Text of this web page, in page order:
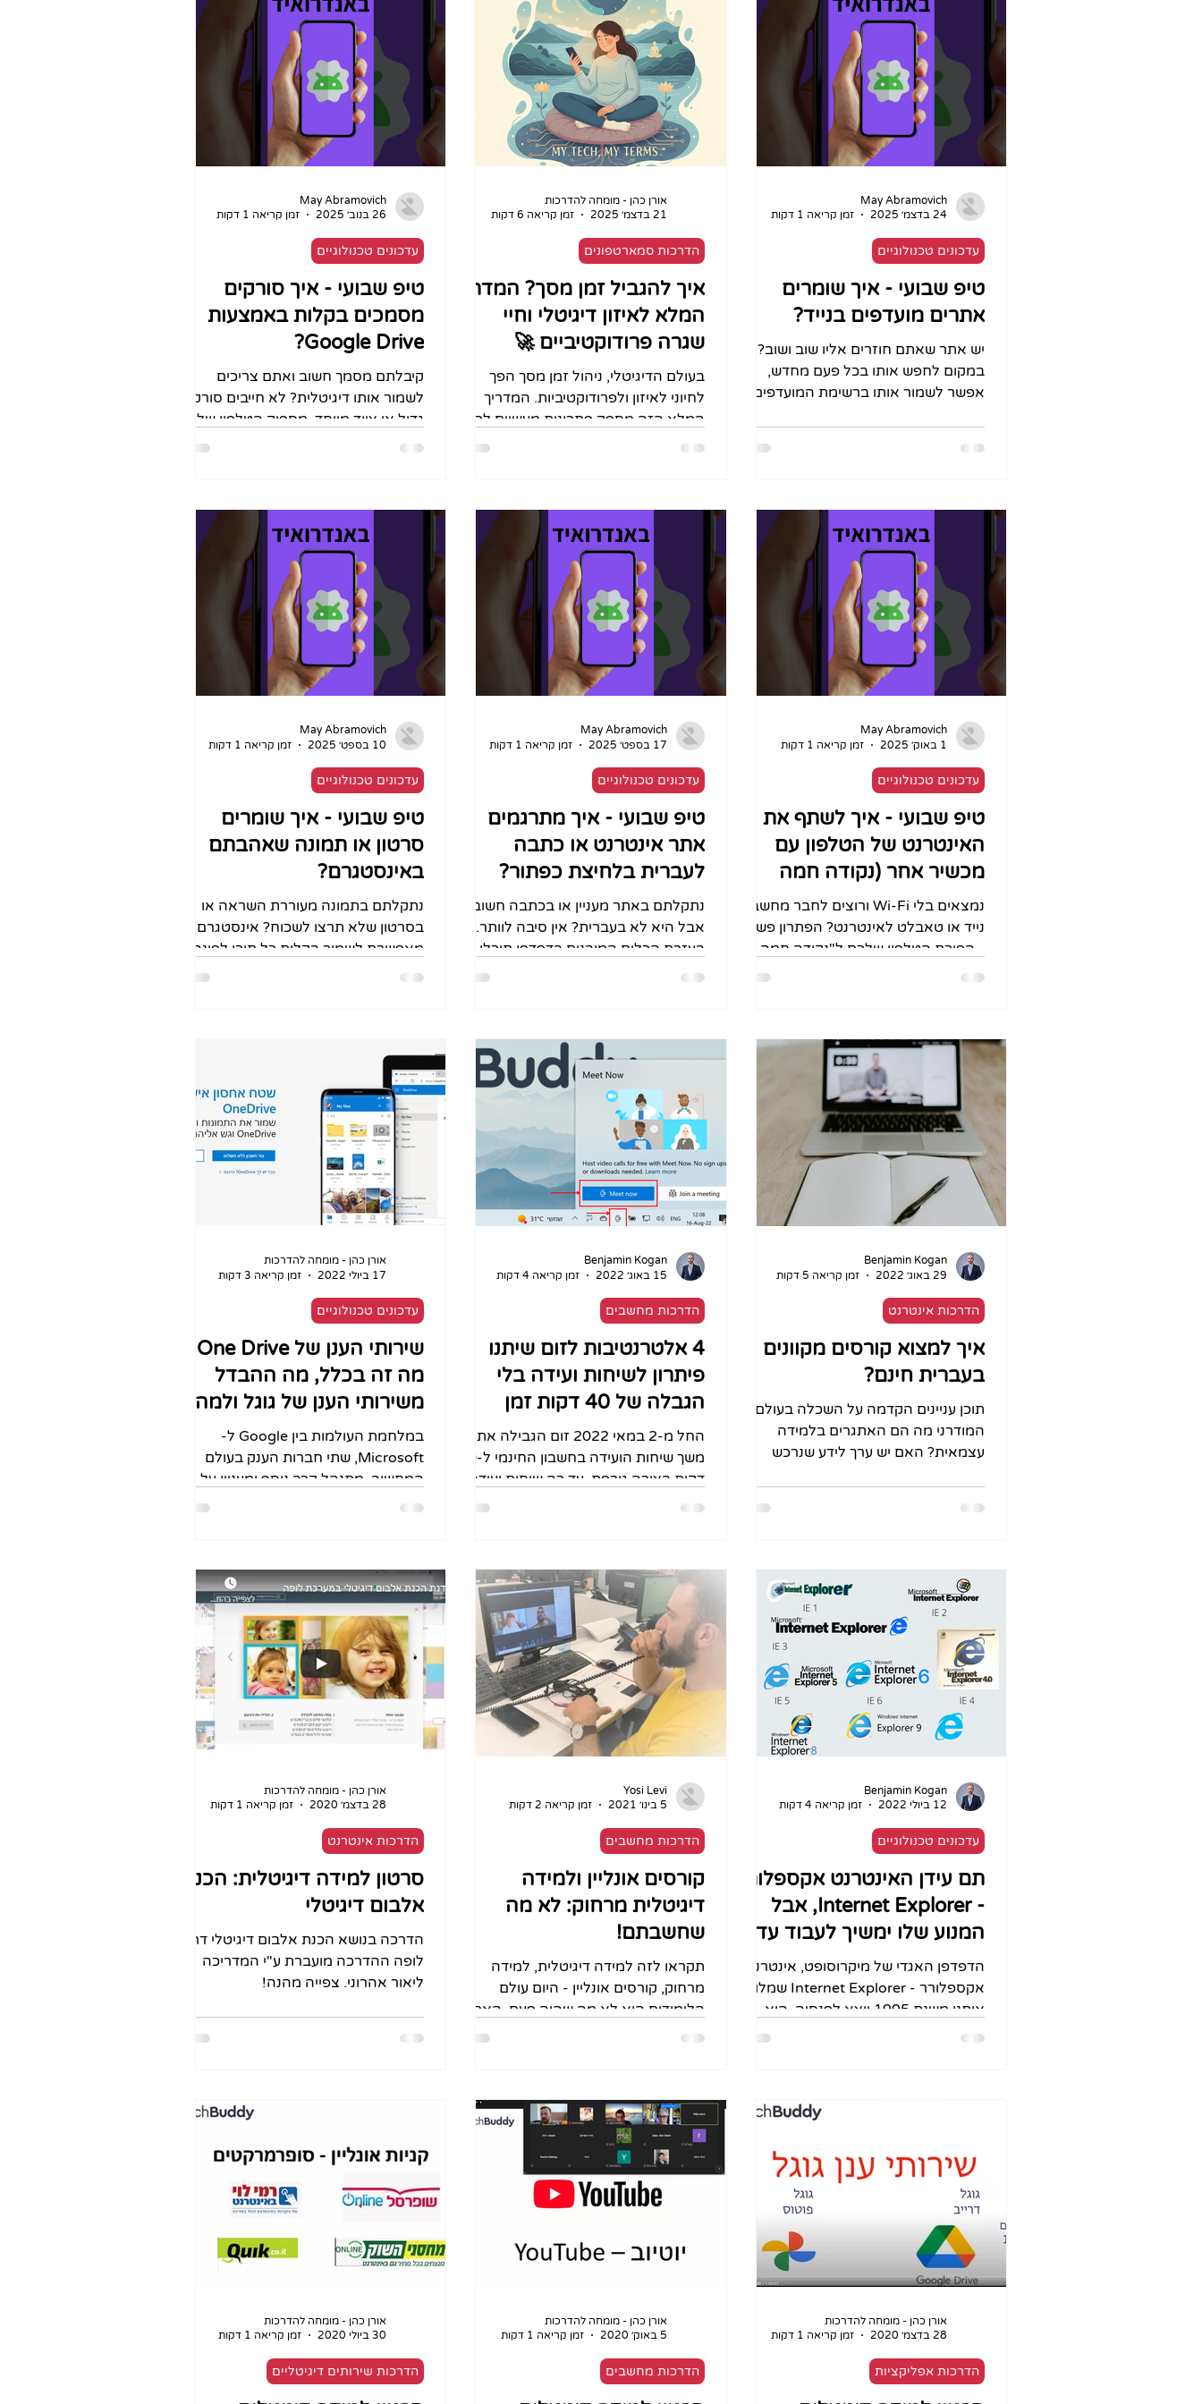
מהעבודה שלכם כנראה כולל מסמכים
לעזור לכם הרבה מעבר לכתיבת טקסט
מאפס. אפשר להעלות מסמך, לחלץ ממנו
תובנות, להפוך אותו לכמה תוצרים,
היא לא שאין מספיק מידע - הבעיה היא
שיש יותר מדי ממנו, ולא תמיד ברור מה
אמין, מה עדכני ומה באמת רלוונטי. כאן
נכנס לתמונה מחקר עם AI. לא צריך
להיות חוקרים, לא צריך לדעת קוד, ולא
צריך להיות “אנשי טכנולוגיה”. בעזרת כ
גנרית ומשעממת), או ניסיונות להקליט
קריינות בעצמכם בטלפון כשרעשי הרקע
של המזגן הורסים הכל. זה מעייף, זה
מתסכל, ולרוב גורם לרעיונות הטובים
ביותר שלכם להישאר עמוק בתוך המגירה.
היום, עולם הסאונד עובר מהפכה מ
טיפ שבועי - איך שומרים
אתרים מועדפים בנייד?
יש אתר שאתם חוזרים אליו שוב ושוב?
במקום לחפש אותו בכל פעם מחדש,
אפשר לשמור אותו ברשימת המועדפים
עדכונים טכנולוגיים
May Abramovich
24 בדצמ׳ 2025
זמן קריאה 1 דקות
איך להגביל זמן מסך? המדריך
המלא לאיזון דיגיטלי וחיי
שגרה פרודוקטיביים 🚀
בעולם הדיגיטלי, ניהול זמן מסך הפך
לחיוני לאיזון ולפרודוקטיביות. המדריך
המלא הזה מספק פתרונות מעשיים לכל
אחד- מאנשים פרטיים והורים המעוניינים
Screen Time באייפון ו-Digital
Wellbeing באנדרואיד) ואת
האסטרטגיות ההתנהגותיות הנדרשות
(אזורים ללא מסך, מודעות עצמית).
המטרה היא להפוך את הטכנולוגיה לבת
ברית נאמנה, תוך שמירה על בריאות פיזית
(ונפשית) וחיזוק קשרים בעולם האמיתי!
הדרכות סמארטפונים
אורן כהן - מומחה להדרכות
21 בדצמ׳ 2025
זמן קריאה 6 דקות
טיפ שבועי - איך סורקים
מסמכים בקלות באמצעות
Google Drive?
קיבלתם מסמך חשוב ואתם צריכים
לשמור אותו דיגיטלית? לא חייבים סורק
גדול או ציוד מיוחד, מספיק הטלפון שלכם.
בסרטון שהכנו תגלו איך לסרוק מסמך...
עדכונים טכנולוגיים
May Abramovich
26 בנוב׳ 2025
זמן קריאה 1 דקות
טיפ שבועי - איך לשתף את
האינטרנט של הטלפון עם
מכשיר אחר (נקודה חמה
אישית)?
נמצאים בלי Wi-Fi ורוצים לחבר מחשב
נייד או טאבלט לאינטרנט? הפתרון פשוט
- הפיכת הטלפון שלכם ל"נקודה חמה
אישית" . בסרטון שהכנו תראו איך בכמה...
עדכונים טכנולוגיים
May Abramovich
1 באוק׳ 2025
זמן קריאה 1 דקות
טיפ שבועי - איך מתרגמים
אתר אינטרנט או כתבה
לעברית בלחיצת כפתור?
נתקלתם באתר מעניין או בכתבה חשובה,
אבל היא לא בעברית? אין סיבה לוותר.
בעזרת הכלים המובנים בדפדפן תוכלו
לתרגם את כל התוכן לעברית ברגע
עדכונים טכנולוגיים
May Abramovich
17 בספט׳ 2025
זמן קריאה 1 דקות
טיפ שבועי - איך שומרים
סרטון או תמונה שאהבתם
באינסטגרם?
נתקלתם בתמונה מעוררת השראה או
בסרטון שלא תרצו לשכוח? אינסטגרם
מאפשרת לשמור בקלות כל תוכן לפינה
האישית שלכם, כדי שתוכלו לחזור אליו
עדכונים טכנולוגיים
May Abramovich
10 בספט׳ 2025
זמן קריאה 1 דקות
איך למצוא קורסים מקוונים
בעברית חינם?
תוכן עניינים הקדמה על השכלה בעולם
המודרני מה הם האתגרים בלמידה
עצמאית? האם יש ערך לידע שנרכש
הדרכות אינטרנט
Benjamin Kogan
29 באוג׳ 2022
זמן קריאה 5 דקות
4 אלטרנטיבות לזום שיתנו
פיתרון לשיחות ועידה בלי
הגבלה של 40 דקות זמן
שיחה, בחינם!
החל מ-2 במאי 2022 זום הגבילה את
משך שיחות הועידה בחשבון החינמי ל-40
דקות בצורה גורפת. עד כה שיחות ועידה
ב-ZOOM אחד על אחד היו ללא הגבלת...
הדרכות מחשבים
Benjamin Kogan
15 באוג׳ 2022
זמן קריאה 4 דקות
מה זה בכלל, מה ההבדל
משירותי הענן של גוגל ולמה
חשוב להכיר!
במלחמת העולמות בין Google ל-
Microsoft, שתי חברות הענק בעולם
המחשוב, מתנהל קרב נוסף ומעניין על
אחסון המידע האישי שלנו. שתי החברות
עדכונים טכנולוגיים
אורן כהן - מומחה להדרכות
17 ביולי 2022
זמן קריאה 3 דקות
תם עידן האינטרנט אקספלורר
- Internet Explorer, אבל
המנוע שלו ימשיך לעבוד עד
2029
הדפדפן האגדי של מיקרוסופט, אינטרנט
אקספלורר - Internet Explorer שמלווה
אותנו משנת 1995 יוצא לפנסיה. הוא
ימשיך לעבוד עדיין על גרסאות...
עדכונים טכנולוגיים
Benjamin Kogan
12 ביולי 2022
זמן קריאה 4 דקות
קורסים אונליין ולמידה
דיגיטלית מרחוק: לא מה
שחשבתם!
תקראו לזה למידה דיגיטלית, למידה
מרחוק, קורסים אונליין - היום עולם
הלימודים הוא לא מה שהיה פעם. האם
זה מתאים לי ומה צריך לדעת? למידה...
הדרכות מחשבים
Yosi Levi
5 בינו׳ 2021
זמן קריאה 2 דקות
סרטון למידה דיגיטלית: הכנת
אלבום דיגיטלי
הדרכה בנושא הכנת אלבום דיגיטלי דרך
לופה ההדרכה מועברת ע"י המדריכה
ליאור אהרוני. צפייה מהנה!
הדרכות אינטרנט
אורן כהן - מומחה להדרכות
28 בדצמ׳ 2020
זמן קריאה 1 דקות
הדרכות אפליקציות
אורן כהן - מומחה להדרכות
28 בדצמ׳ 2020
זמן קריאה 1 דקות
הדרכות מחשבים
אורן כהן - מומחה להדרכות
5 באוק׳ 2020
זמן קריאה 1 דקות
הדרכות שירותים דיגיטליים
אורן כהן - מומחה להדרכות
30 ביולי 2020
זמן קריאה 1 דקות